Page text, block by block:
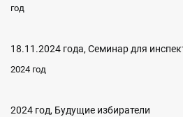
год
18.11.2024 года, Семинар для
2024 год
2024 год, Будущие избиратели